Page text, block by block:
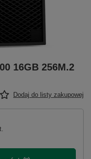
16GB 256M.2
Dodaj do listy zakupowej